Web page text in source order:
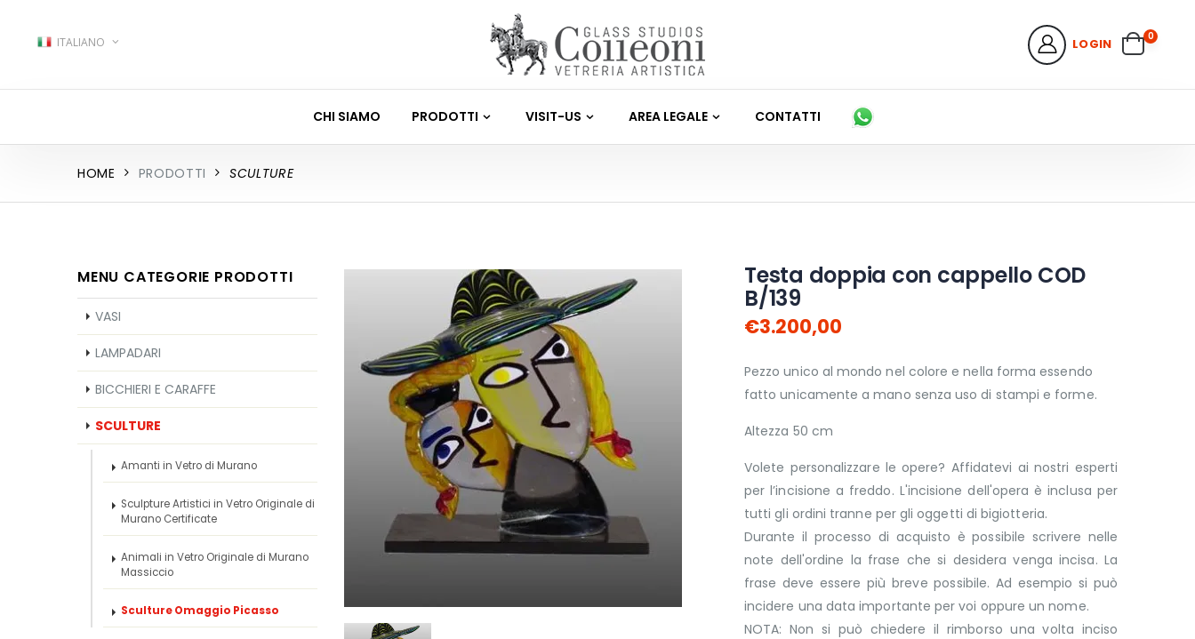
ITALIANO LOGIN 0
CHI SIAMO PRODOTTI VISIT-US AREA LEGALE CONTATTI
HOME PRODOTTI SCULTURE
Testa doppia con cappello COD
B/139
€3.200,00
Pezzo unico al mondo nel colore e nella forma essendo
fatto unicamente a mano senza uso di stampi e forme.
Altezza 50 cm
Volete personalizzare le opere? Affidatevi ai nostri esperti
per l’incisione a freddo. L'incisione dell'opera è inclusa per
tutti gli ordini tranne per gli oggetti di bigiotteria.
Durante il processo di acquisto è possibile scrivere nelle
note dell'ordine la frase che si desidera venga incisa. La
frase deve essere più breve possibile. Ad esempio si può
incidere una data importante per voi oppure un nome.
NOTA: Non si può chiedere il rimborso una volta inciso
MENU CATEGORIE PRODOTTI
VASI
LAMPADARI
BICCHIERI E CARAFFE
SCULTURE
Amanti in Vetro di Murano
Sculpture Artistici in Vetro Originale di
Murano Certificate
Animali in Vetro Originale di Murano
Massiccio
Sculture Omaggio Picasso